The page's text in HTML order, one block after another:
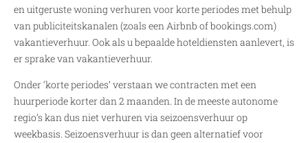
en uitgeruste woning verhuren voor korte periodes met behulp
van publiciteitskanalen (zoals een Airbnb of bookings.com)
vakantieverhuur. Ook als u bepaalde hoteldiensten aanlevert, is
er sprake van vakantieverhuur.
Onder ‘korte periodes’ verstaan we contracten met een
huurperiode korter dan 2 maanden. In de meeste autonome
regio’s kan dus niet verhuren via seizoensverhuur op
weekbasis. Seizoensverhuur is dan geen alternatief voor